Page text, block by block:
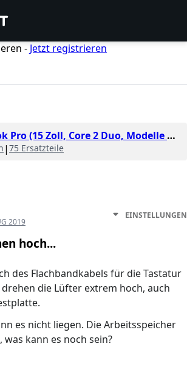
- Jetzt registrieren
MacBook Pro (15 Zoll, Core 2 Duo, Modelle A1226 und A1260)
| 75 Ersatzteile
2019
EINSTELLUNGEN
hoch...
des Flachbandkabels für die Tastatur
die Lüfter extrem hoch, auch
es nicht liegen. Die Arbeitsspeicher
kann es noch sein?